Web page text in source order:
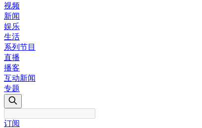
视频
新闻
娱乐
生活
系列节目
直播
播客
互动新闻
专题
订阅